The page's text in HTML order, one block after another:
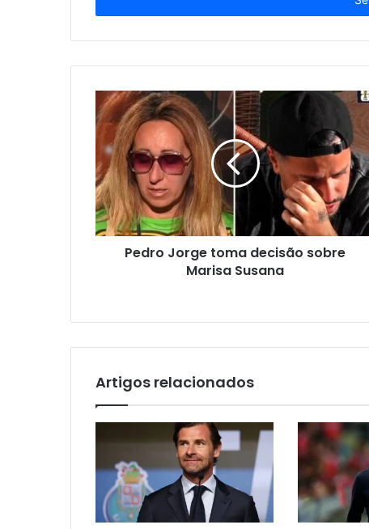
de
Pedro Jorge toma decisão sobre
Marisa Susana
Artigos relacionados